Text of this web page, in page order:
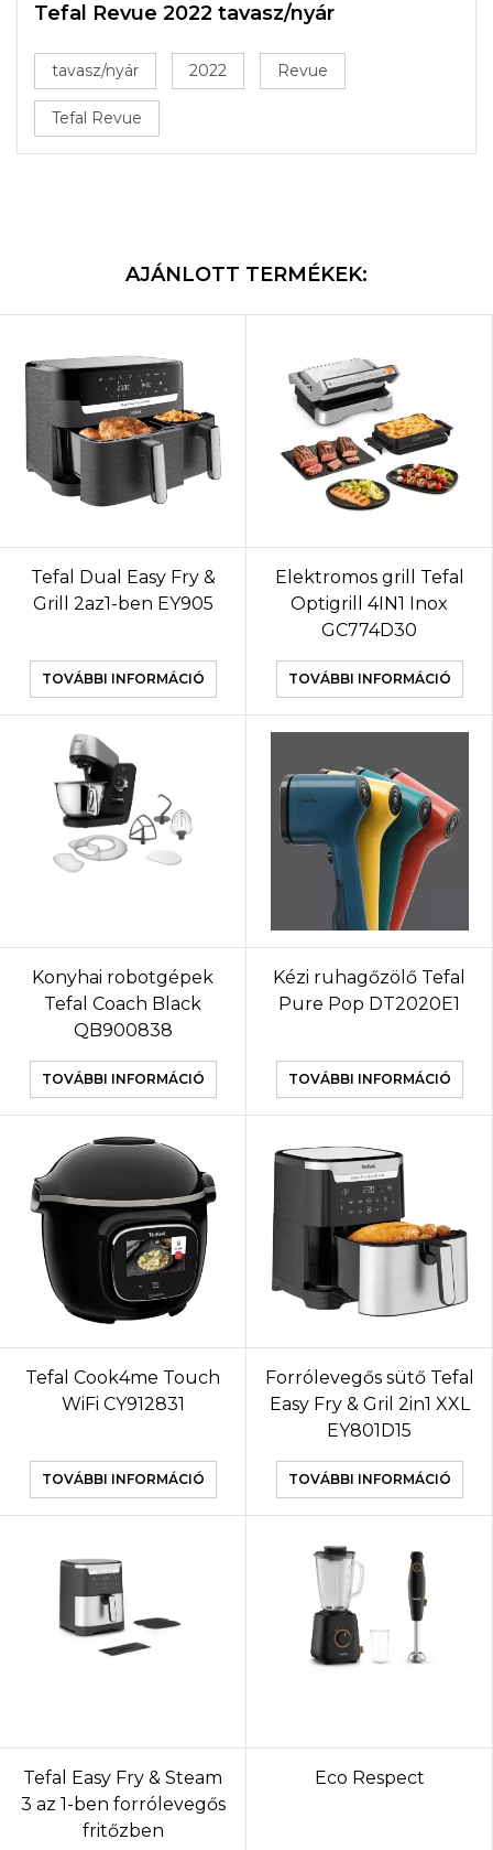
Tefal Revue 2022 tavasz/nyár
tavasz/nyár 2022 Revue
Tefal Revue
AJÁNLOTT TERMÉKEK:
Tefal Dual Easy Fry &
Grill 2az1-ben EY905
TOVÁBBI INFORMÁCIÓ
Elektromos grill Tefal
Optigrill 4IN1 Inox
GC774D30
TOVÁBBI INFORMÁCIÓ
Konyhai robotgépek
Tefal Coach Black
QB900838
TOVÁBBI INFORMÁCIÓ
Kézi ruhagőzölő Tefal
Pure Pop DT2020E1
TOVÁBBI INFORMÁCIÓ
Tefal Cook4me Touch
WiFi CY912831
TOVÁBBI INFORMÁCIÓ
Forrólevegős sütő Tefal
Easy Fry & Gril 2in1 XXL
EY801D15
TOVÁBBI INFORMÁCIÓ
Tefal Easy Fry & Steam
3 az 1-ben forrólevegős
fritőzben
Eco Respect